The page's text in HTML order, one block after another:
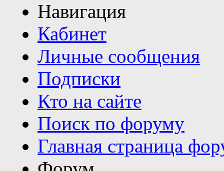
Навигация
Кабинет
Личные сообщения
Подписки
Кто на сайте
Поиск по форуму
Главная страница